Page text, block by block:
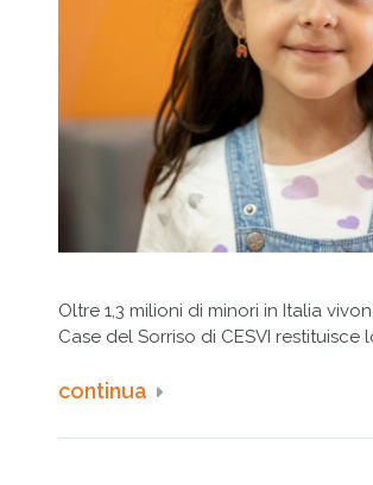
Oltre 1,3 milioni di minori in Italia
Case del Sorriso di CESVI restituisce
continua